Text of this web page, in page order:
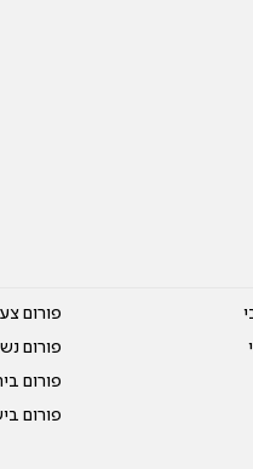
פורום
פורום
פורום
פורום